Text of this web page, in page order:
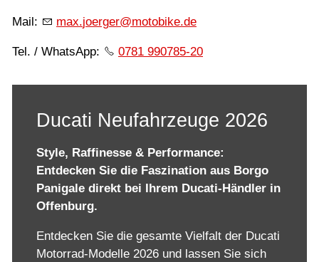
Mail: m x j rg r m t b k d
Tel. / WhatsApp: 0781 990785-20
Ducati Neufahrzeuge 2026
Style, Raffinesse & Performance:
Entdecken Sie die Faszination aus Borgo
Panigale direkt bei Ihrem Ducati-Händler in
Offenburg.
Entdecken Sie die gesamte Vielfalt der Ducati
Motorrad-Modelle 2026 und lassen Sie sich